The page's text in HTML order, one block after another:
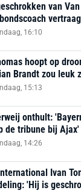
van
16:10
hoopt op
Brandt zou leuk
15:13
onthult:
de tribune bij Ajax'
14:26
Ivan
'Hij is